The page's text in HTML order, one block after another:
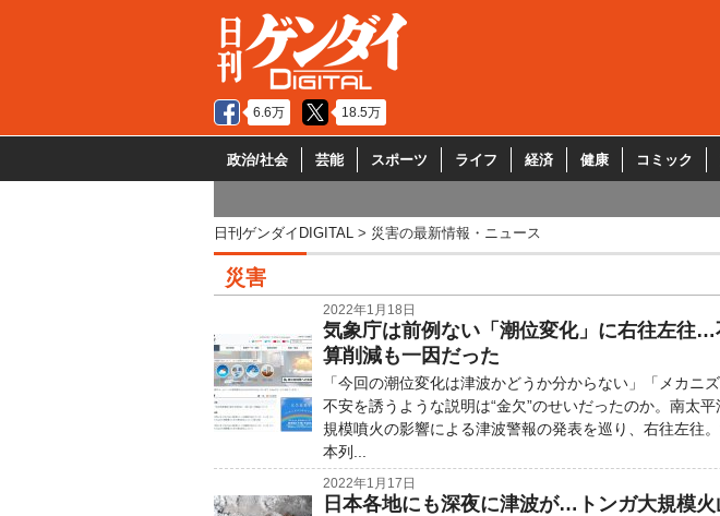
6.6万 18.5万
政治/社会 芸能 スポーツ ライフ 経済 健康 コミック
日刊ゲンダイDIGITAL 災害の最新情報・ニュース
災害
2022年1月18日
気象庁は前例ない「潮位変化」に右往左往
算削減も一因だった
「今回の潮位変化は津波かどうか分からない」「メカニ
不安を誘うような説明は“金欠”のせいだったのか。南太
規模噴火の影響による津波警報の発表を巡り、右往左往
本列...
2022年1月17日
日本各地にも深夜に津波が…トンガ大規模